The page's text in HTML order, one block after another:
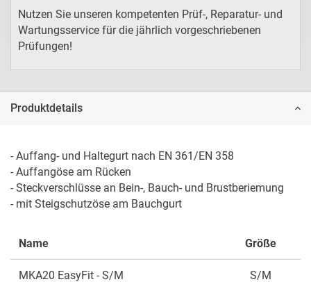
Nutzen Sie unseren kompetenten Prüf-, Reparatur- und
Wartungsservice für die jährlich vorgeschriebenen
Prüfungen!
Produktdetails
- Auffang- und Haltegurt nach EN 361/EN 358
- Auffangöse am Rücken
- Steckverschlüsse an Bein-, Bauch- und Brustberiemung
- mit Steigschutzöse am Bauchgurt
Name Größe
MKA20 EasyFit - S/M S/M